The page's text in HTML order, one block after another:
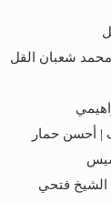
شعبان القل
| أحسن حمار
الشيخ فتحي